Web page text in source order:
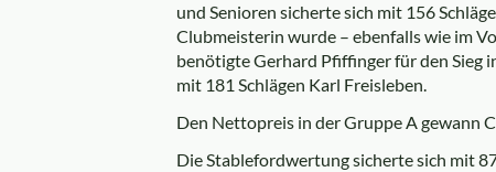
und Senioren sicherte sich mit 156
Clubmeisterin wurde – ebenfalls wie im
benötigte Gerhard Pfiffinger für den Sieg
mit 181 Schlägen Karl Freisleben.
Den Nettopreis in der Gruppe A gewann
Die Stablefordwertung sicherte sich mit